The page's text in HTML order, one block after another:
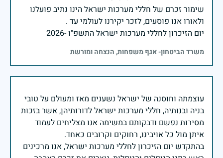
שימור זכרם של חללי מערכות ישראל הינו נתיב פועלנו
יום הזיכרון לחללי מערכות ישראל התשפ"ו -2026
משרד הביטחון- אגף משפחות, הנצחה ומורשת
עוצמתה וחוסנה של ישראל נשענים מאז ומעולם על טובי
בניה ובנותיה, חללי מערכות ישראל לדורותיהן, אשר בזכות
מסירות נפשם ודבקותם במשימה אנו מצליחים לעמוד
בהתקדש יום הזיכרון לחללי מערכות ישראל, אנו מרכינים